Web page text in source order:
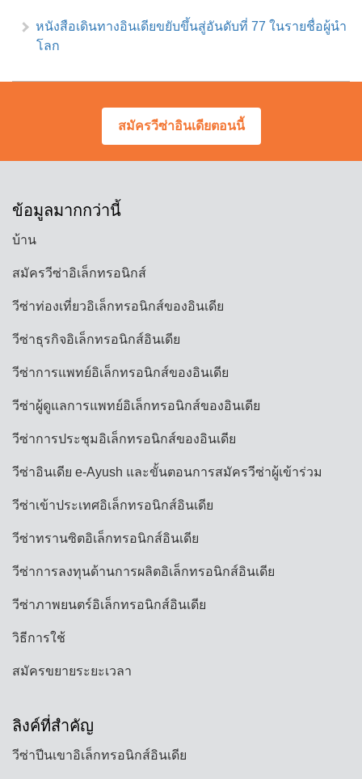
หนังสือเดินทางอินเดียขยับขึ้นสู่อันดับที่ 77 ในรายชื่อผู้นำ
โลก
สมัครวีซ่าอินเดียตอนนี้
ข้อมูลมากกว่านี้
บ้าน
สมัครวีซ่าอิเล็กทรอนิกส์
วีซ่าท่องเที่ยวอิเล็กทรอนิกส์ของอินเดีย
วีซ่าธุรกิจอิเล็กทรอนิกส์อินเดีย
วีซ่าการแพทย์อิเล็กทรอนิกส์ของอินเดีย
วีซ่าผู้ดูแลการแพทย์อิเล็กทรอนิกส์ของอินเดีย
วีซ่าการประชุมอิเล็กทรอนิกส์ของอินเดีย
วีซ่าอินเดีย e-Ayush และขั้นตอนการสมัครวีซ่าผู้เข้าร่วม
วีซ่าเข้าประเทศอิเล็กทรอนิกส์อินเดีย
วีซ่าทรานซิตอิเล็กทรอนิกส์อินเดีย
วีซ่าการลงทุนด้านการผลิตอิเล็กทรอนิกส์อินเดีย
วีซ่าภาพยนตร์อิเล็กทรอนิกส์อินเดีย
วิธีการใช้
สมัครขยายระยะเวลา
ลิงค์ที่สำคัญ
วีซ่าปีนเขาอิเล็กทรอนิกส์อินเดีย